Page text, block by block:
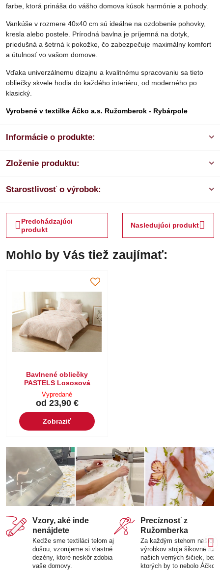
farbe, ktorá prináša do vášho domova kúsok harmónie a pohody.
Vankúše v rozmere 40x40 cm sú ideálne na ozdobenie pohovky,
kresla alebo postele. Prírodná bavlna je príjemná na dotyk,
priedušná a šetrná k pokožke, čo zabezpečuje maximálny komfort
a útulnosť vo vašom domove.
Vďaka univerzálnemu dizajnu a kvalitnému spracovaniu sa tieto
obliečky skvele hodia do každého interiéru, od moderného po
klasický.
Vyrobené v textilke Áčko a.s. Ružomberok - Rybárpole
Informácie o produkte:
Zloženie produktu:
Starostlivosť o výrobok:
Predchádzajúci
produkt
Nasledujúci produkt
Mohlo by Vás tiež zaujímať:
Bavlnené obliečky
PASTELS Lososová
Vypredané
od 23,90 €
Zobraziť
Vzory, aké inde
nenájdete
Keďže sme textiláci telom aj
dušou, vzorujeme si vlastné
dezény, ktoré neskôr zdobia
vaše domovy.
Precíznosť z
Ružomberka
Za každým stehom našich
výrobkov stoja šikovné ruky
našich verných šičiek, bez
ktorých by to nebolo Áčko.